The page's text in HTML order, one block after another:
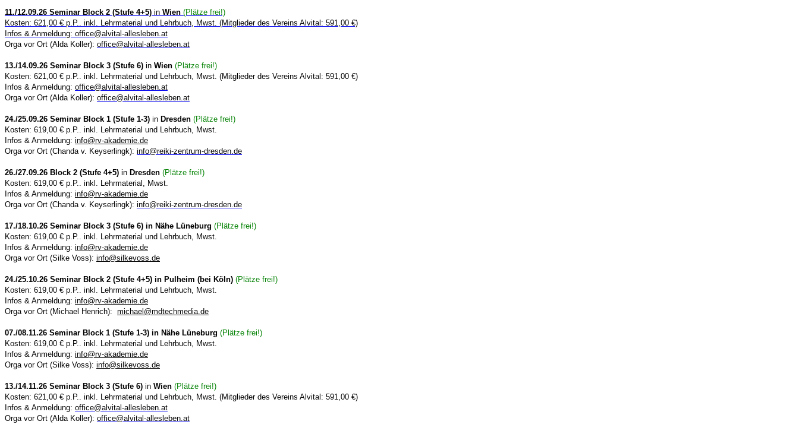
11./12.09.26 Seminar Block 2 (Stufe 4+5) in Wien (Plätze frei!)
Kosten: 621,00 € p.P.. inkl. Lehrmaterial und Lehrbuch, Mwst. (Mitglieder des Vereins Alvital: 591,00 €)
Infos & Anmeldung: office@alvital-allesleben.at
Orga vor Ort (Alda Koller): office@alvital-allesleben.at
13./14.09.26 Seminar Block 3 (Stufe 6) in Wien (Plätze frei!)
Kosten: 621,00 € p.P.. inkl. Lehrmaterial und Lehrbuch, Mwst. (Mitglieder des Vereins Alvital: 591,00 €)
Infos & Anmeldung: office@alvital-allesleben.at
Orga vor Ort (Alda Koller): office@alvital-allesleben.at
24./25.09.26 Seminar Block 1 (Stufe 1-3) in Dresden (Plätze frei!)
Kosten: 619,00 € p.P.. inkl. Lehrmaterial und Lehrbuch, Mwst.
Infos & Anmeldung: info@rv-akademie.de
Orga vor Ort (Chanda v. Keyserlingk): info@reiki-zentrum-dresden.de
26./27.09.26 Block 2 (Stufe 4+5) in Dresden (Plätze frei!)
Kosten: 619,00 € p.P.. inkl. Lehrmaterial, Mwst.
Infos & Anmeldung: info@rv-akademie.de
Orga vor Ort (Chanda v. Keyserlingk): info@reiki-zentrum-dresden.de
17./18.10.26 Seminar Block 3 (Stufe 6) in Nähe Lüneburg (Plätze frei!)
Kosten: 619,00 € p.P.. inkl. Lehrmaterial und Lehrbuch, Mwst.
Infos & Anmeldung: info@rv-akademie.de
Orga vor Ort (Silke Voss): info@silkevoss.de
24./25.10.26 Seminar Block 2 (Stufe 4+5) in Pulheim (bei Köln) (Plätze frei!)
Kosten: 619,00 € p.P.. inkl. Lehrmaterial und Lehrbuch, Mwst.
Infos & Anmeldung: info@rv-akademie.de
Orga vor Ort (Michael Henrich): michael@mdtechmedia.de
07./08.11.26 Seminar Block 1 (Stufe 1-3) in Nähe Lüneburg (Plätze frei!)
Kosten: 619,00 € p.P.. inkl. Lehrmaterial und Lehrbuch, Mwst.
Infos & Anmeldung: info@rv-akademie.de
Orga vor Ort (Silke Voss): info@silkevoss.de
13./14.11.26 Seminar Block 3 (Stufe 6) in Wien (Plätze frei!)
Kosten: 621,00 € p.P.. inkl. Lehrmaterial und Lehrbuch, Mwst. (Mitglieder des Vereins Alvital: 591,00 €)
Infos & Anmeldung: office@alvital-allesleben.at
Orga vor Ort (Alda Koller): office@alvital-allesleben.at